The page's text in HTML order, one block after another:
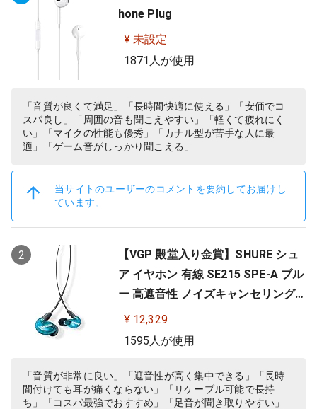
hone Plug
¥ 未設定
1871人が使用
「音質が良くて満足」「長時間快適に使える」「安価でコ
スパ良し」「周囲の音も聞こえやすい」「軽くて疲れにく
い」「マイクの性能も優秀」「カナル型が苦手な人に最
適」「ゲーム音がしっかり聞こえる」
当サイトのユーザーのコメントを要約してお届けし
ています。
2
【VGP 殿堂入り金賞】SHURE シュ
ア イヤホン 有線 SE215 SPE-A ブル
ー 高遮音性 ノイズキャンセリング
ゲーム ゲーミング スペシャルエデ
ィション カナル型 ワイヤレス変換
様 低音強化 配信 音楽 オーディオリ
スニング レコーディング 録音…
¥ 12,329
1595人が使用
「音質が非常に良い」「遮音性が高く集中できる」「長時
間付けても耳が痛くならない」「リケーブル可能で長持
ち」「コスパ最強でおすすめ」「足音が聞き取りやすい」